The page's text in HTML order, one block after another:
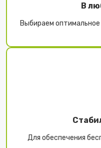
В
Выбираем
Для обеспечения